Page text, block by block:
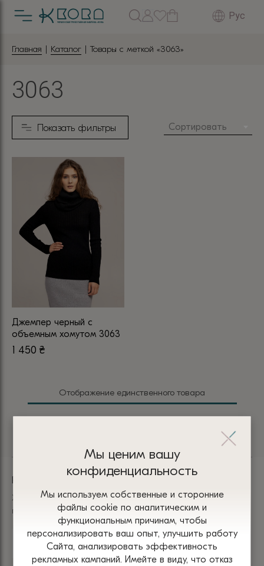
Рус
Главная | Каталог | Товары с меткой «3063»
3063
Показать фильтры Сортировать
Джемпер черный с
объемным хомутом 3063
1 450 ₴Этот
несколько
товара.
Отображение единственного товара
Хотите получать уведомления о наших новых
поступлениях? Подпишитесь на нашу рассылку
Мы ценим вашу
конфиденциальность
Мы используем собственные и сторонние
файлы сооkіе по аналитическим и
функциональным причинам, чтобы
персонализировать ваш опыт, улучшить работу
Сайта, анализировать эффективность
рекламных кампаний. Имейте в виду, что отказ